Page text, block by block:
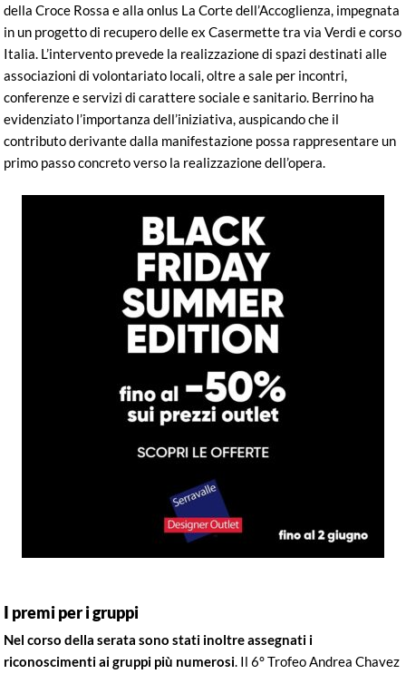
della Croce Rossa e alla onlus La Corte dell’Accoglienza, impegnata
in un progetto di recupero delle ex Casermette tra via Verdi e corso
Italia. L’intervento prevede la realizzazione di spazi destinati alle
associazioni di volontariato locali, oltre a sale per incontri,
conferenze e servizi di carattere sociale e sanitario. Berrino ha
evidenziato l’importanza dell’iniziativa, auspicando che il
contributo derivante dalla manifestazione possa rappresentare un
primo passo concreto verso la realizzazione dell’opera.
I premi per i gruppi
Nel corso della serata sono stati inoltre assegnati i
riconoscimenti ai gruppi più numerosi . Il 6° Trofeo Andrea Chavez